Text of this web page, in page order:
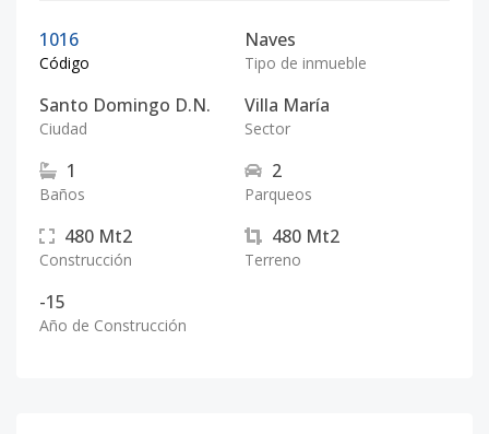
1016
Código
Naves
Tipo de inmueble
Santo Domingo D.N.
Ciudad
Villa María
Sector
1
Baños
2
Parqueos
480 Mt2
Construcción
480 Mt2
Terreno
-15
Año de Construcción